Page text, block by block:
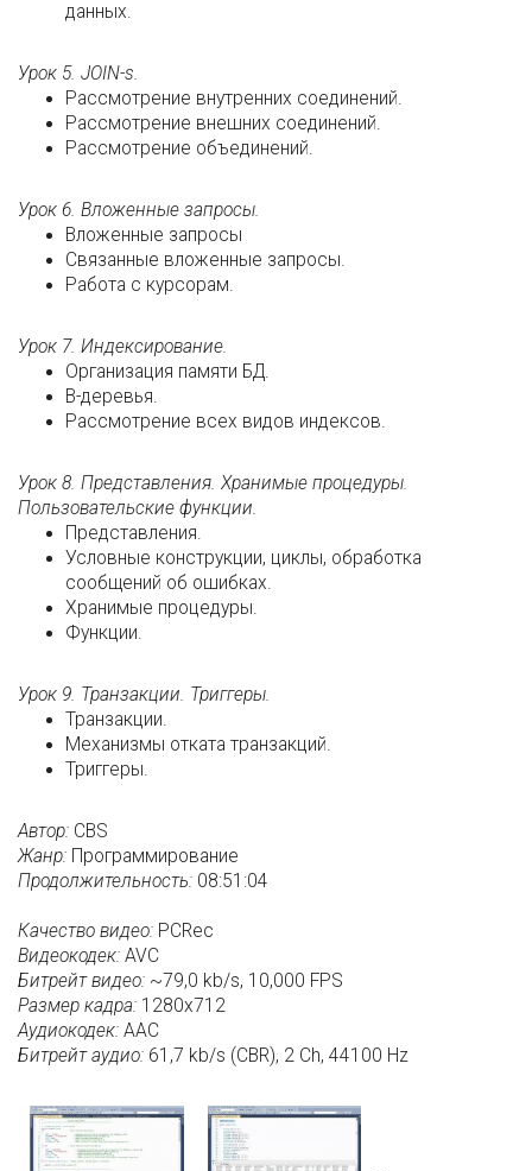
данных.
Урок 5. JOIN-s.
Рассмотрение внутренних соединений.
Рассмотрение внешних соединений.
Рассмотрение объединений.
Урок 6. Вложенные запросы.
Вложенные запросы
Связанные вложенные запросы.
Работа с курсорам.
Урок 7. Индексирование.
Организация памяти БД.
В-деревья.
Рассмотрение всех видов индексов.
Урок 8. Представления. Хранимые процедуры.
Пользовательские функции.
Представления.
Условные конструкции, циклы, обработка
сообщений об ошибках.
Хранимые процедуры.
Функции.
Урок 9. Транзакции. Триггеры.
Транзакции.
Механизмы отката транзакций.
Триггеры.
Автор: CBS
Жанр: Программирование
Продолжительность: 08:51:04
Качество видео: PCRec
Видеокодек: AVC
Битрейт видео: ~79,0 kb/s, 10,000 FPS
Размер кадра: 1280x712
Аудиокодек: AAC
Битрейт аудио: 61,7 kb/s (CBR), 2 Ch, 44100 Hz